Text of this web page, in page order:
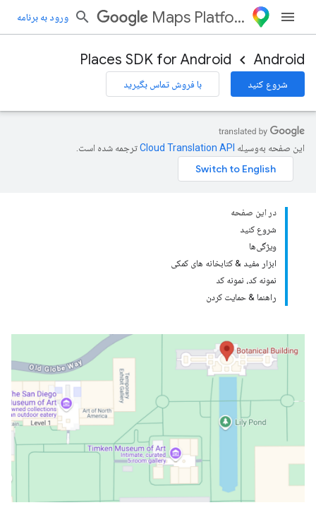
Maps Platform ورود به برنامه
Android
Places SDK for Android
شروع کنید با فروش تماس بگیرید
این صفحه به‌وسیله ترجمه شده است.
در این صفحه
شروع کنید
ویژگی‌ها
ابزار مفید & کتابخانه های کمکی
نمونه کد، نمونه کد
راهنما & حمایت کردن